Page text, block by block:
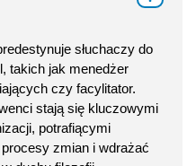
słuchaczy do
takich jak menedżer
czy facylitator.
stają się kluczowymi
potrafiącymi
zmian i wdrażać